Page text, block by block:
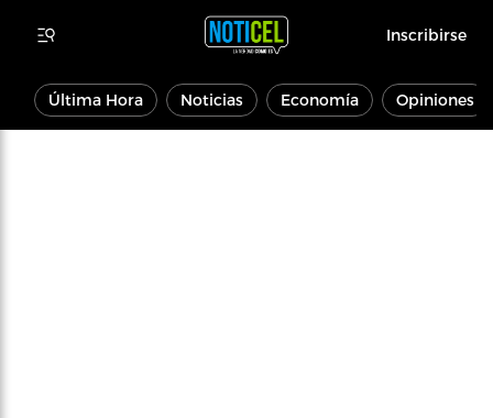
Inscribirse
Última Hora Noticias Economía Opiniones